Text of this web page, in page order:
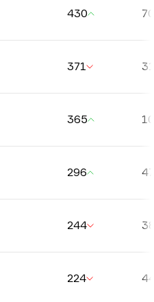
430
371
365
296
244
224